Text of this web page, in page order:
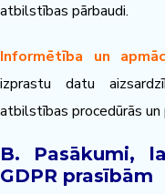
atbilstības pārbaudi.
Informētība un
izprastu datu
atbilstības procedūrās
B. Pasākumi,
GDPR prasībām